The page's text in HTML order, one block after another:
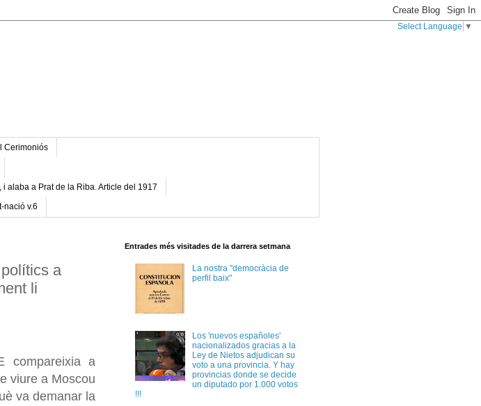
Select Language ▼
Cerimoniós
alaba a Prat de la Riba. Article del 1917
nació v.6
a
li
compareixia a
viure a Moscou
va demanar la
Entrades més visitades de la darrera setmana
La nostra "democràcia de
perfil baix"
Los 'nuevos españoles'
nacionalizados gracias a la
Ley de Nietos adjudican su
voto a una provincia. Y hay
provincias donde se decide
un diputado por 1.000 votos
!!!